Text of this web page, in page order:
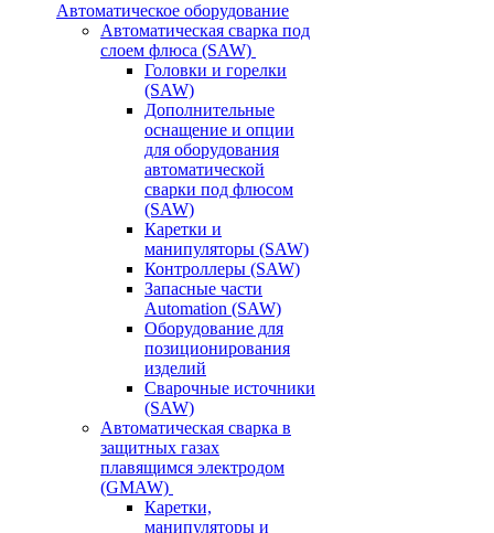
Автоматическое оборудование
Автоматическая сварка под
слоем флюса (SAW)
Головки и горелки
(SAW)
Дополнительные
оснащение и опции
для оборудования
автоматической
сварки под флюсом
(SAW)
Каретки и
манипуляторы (SAW)
Контроллеры (SAW)
Запасные части
Automation (SAW)
Оборудование для
позиционирования
изделий
Сварочные источники
(SAW)
Автоматическая сварка в
защитных газах
плавящимся электродом
(GMAW)
Каретки,
манипуляторы и